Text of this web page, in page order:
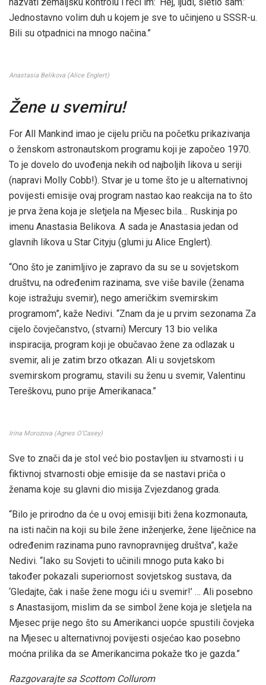
Jednostavno volim duh u kojem je sve to učinjeno u SSSR-u.
Bili su otpadnici na mnogo načina.”
Anastasia Belikova (Alice Englert)
Žene u svemiru!
For All Mankind imao je cijelu priču na početku prikazivanja
o ženskom astronautskom programu koji je započeo 1970.
To je dovelo do uvođenja nekih od najboljih likova u seriji
(napravi Molly Cobb!). Stvar je u tome što je u alternativnoj
povijesti emisije ovaj program nastao kao reakcija na to što
je prva žena koja je sletjela na Mjesec bila… Ruskinja po
imenu Anastasia Belikova. A sada je Anastasia jedan od
glavnih likova u Star Cityju (glumi ju Alice Englert).
“Ono što je zanimljivo je zapravo da su se u sovjetskom
društvu, na određenim razinama, sve više bavile (ženama
koje istražuju svemir), nego američkim svemirskim
programom”, kaže Nedivi. “Znam da je u prvim sezonama Za
cijelo čovječanstvo, (stvarni) Mercury 13 bio velika
inspiracija, program koji je obučavao žene za odlazak u
svemir, ali je zatim brzo otkazan. Ali u sovjetskom
svemirskom programu, stavili su ženu u svemir, Valentinu
Tereškovu, puno prije Amerikanaca.”
Irina Morozova (Agnes O’Casey)
Sve to znači da je stol već bio postavljen iu stvarnosti i u
fiktivnoj stvarnosti obje emisije da se nastavi priča o
ženama koje su glavni dio misija Zvjezdanog grada.
“Bilo je prirodno da će u ovoj emisiji biti žena kozmonauta,
na isti način na koji su bile žene inženjerke, žene liječnice na
određenim razinama puno ravnopravnijeg društva”, kaže
Nedivi. “Iako su Sovjeti to učinili mnogo puta kako bi
također pokazali superiornost sovjetskog sustava, da
‘Gledajte, čak i naše žene mogu ići u svemir!’ … Ali posebno
s Anastasijom, mislim da se simbol žene koja je sletjela na
Mjesec prije nego što su Amerikanci uopće spustili čovjeka
na Mjesec u alternativnoj povijesti osjećao kao posebno
moćna prilika da se Amerikancima pokaže tko je gazda.”
Razgovarajte sa Scottom Collurom